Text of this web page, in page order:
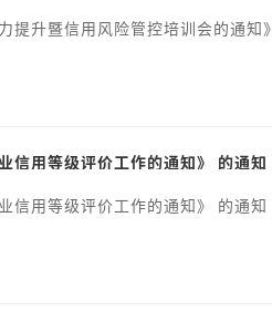
升暨信用风险管控培训会的通知》
信用等级评价工作的通知》 的通知
信用等级评价工作的通知》 的通知